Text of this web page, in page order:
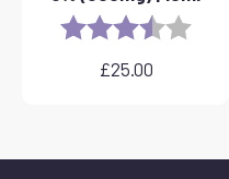
Rating: 3.8
£25.00